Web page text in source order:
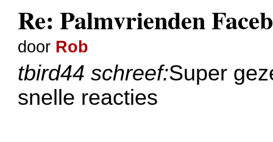
Re: Palmvrienden
door Rob
tbird44 schreef:Super
snelle reacties